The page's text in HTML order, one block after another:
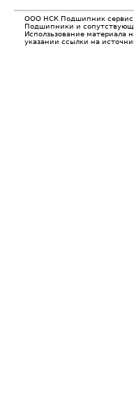
ООО НСК Подшипник сервис
Подшипники и
Исползьзование материала
указании ссылки на